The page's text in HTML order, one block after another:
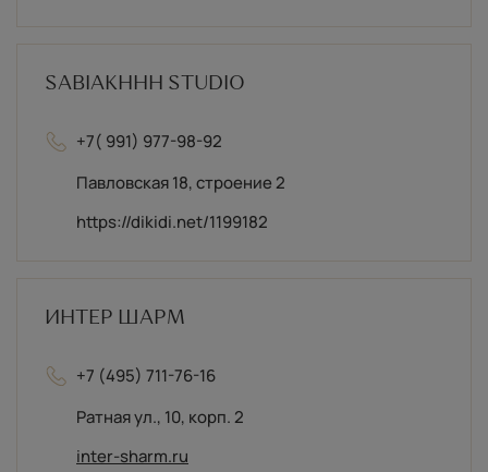
SABIAKHHН STUDIO
+7( 991) 977-98-92
Павловская 18, строение 2
https://dikidi.net/1199182
ИНТЕР ШАРМ
+7 (495) 711-76-16
Ратная ул., 10, корп. 2
inter-sharm.ru
ПАРТНЕРЫ